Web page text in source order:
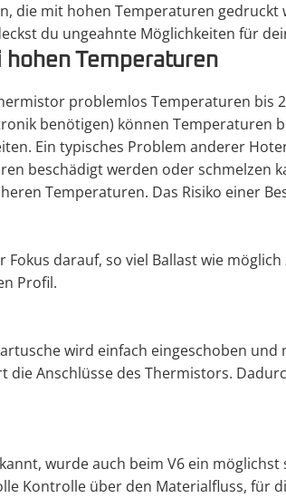
die mit hohen Temperaturen
du ungeahnte Möglichkeiten für
hohen Temperaturen
problemlos Temperaturen bis
benötigen) können
Ein typisches Problem anderer
beschädigt werden oder schmelzen
Temperaturen. Das Risiko einer
Fokus darauf, so viel Ballast wie
Profil.
wird einfach eingeschoben
Anschlüsse des Thermistors.
wurde auch beim V6 ein
Kontrolle über den Materialfluss, für